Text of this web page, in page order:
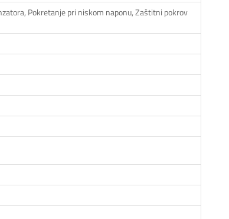
Pokretanje pri niskom naponu, Zaštitni pokrov